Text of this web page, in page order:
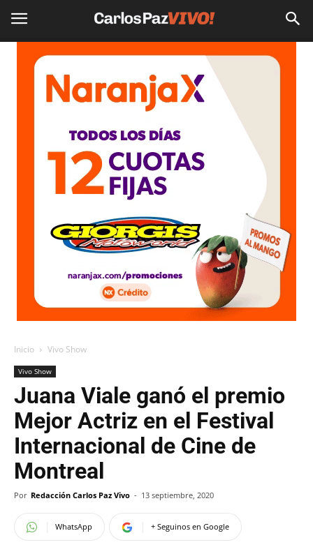
Inicio Vivo Show
Vivo Show
Juana Viale ganó el premio
Mejor Actriz en el Festival
Internacional de Cine de
Montreal
Por Redacción Carlos Paz Vivo - 13 septiembre, 2020
WhatsApp + Seguinos en Google